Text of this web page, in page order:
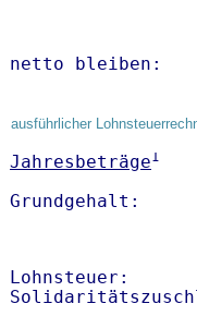
netto
ausführlicher
Jahresbeträge1
Lohnsteuer: